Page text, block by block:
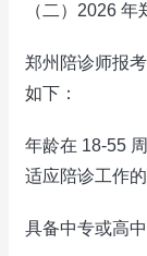
（二）2026
郑州陪诊师报
如下：
年龄在 18-55
适应陪诊工作
具备中专或高